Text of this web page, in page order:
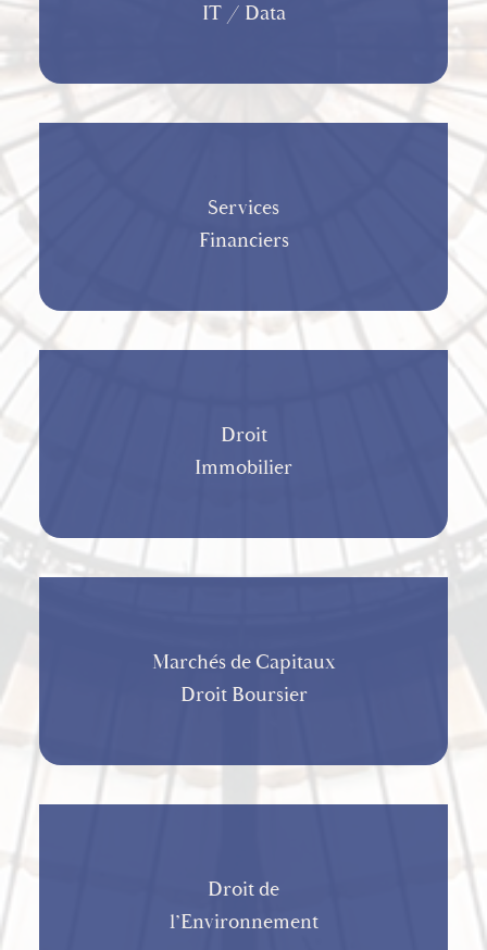
IT / Data
Services
Financiers
Droit
Immobilier
Marchés de Capitaux
Droit Boursier
Droit de
l’Environnement